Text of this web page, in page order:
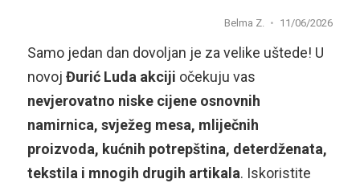
Belma Z. 11/06/2026
Samo jedan dan dovoljan je za velike uštede! U
novoj Đurić Luda akciji očekuju vas
nevjerovatno niske cijene osnovnih
namirnica, svježeg mesa, mliječnih
proizvoda, kućnih potrepština, deterdženata,
tekstila i mnogih drugih artikala. Iskoristite